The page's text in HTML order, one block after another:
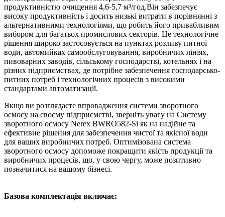
продуктивністю очищення 4,6-5,7 м³/год.Він забезпечує
високу продуктивність і досить низькі витрати в порівнянні з
альтернативними технологіями, що робить його привабливим
вибором для багатьох промислових секторів. Це технологічне
рішення широко застосовується на пунктах розливу питної
води, автомийках самообслуговування, виробничих лініях,
пивоварних заводів, сільському господарстві, котельнях і на
різних підприємствах, де потрібне забезпечення господарсько-
питних потреб і технологічних процесів з високими
стандартами автоматизації.
Якщо ви розглядаєте впровадження системи зворотного
осмосу на своєму підприємстві, зверніть увагу на Систему
зворотного осмосу Nerex BWRO582-Si як на надійне та
ефективне рішення для забезпечення чистої та якісної води
для ваших виробничих потреб. Оптимізована система
зворотного осмосу допоможе покращити якість продукції та
виробничих процесів, що, у свою чергу, може позитивно
позначитися на вашому бізнесі.
Базова комплектація включає: